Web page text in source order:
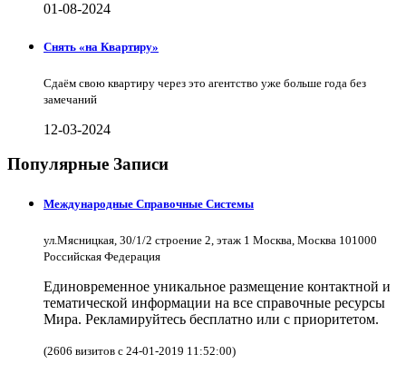
01-08-2024
Снять «на Квартиру»
Сдаём свою квартиру через это агентство уже больше года без
замечаний
12-03-2024
Популярные Записи
Международные Справочные Системы
ул.Мясницкая, 30/1/2 строение 2, этаж 1 Москва, Москва 101000
Российская Федерация
Единовременное уникальное размещение контактной и
тематической информации на все справочные ресурсы
Мира. Рекламируйтесь бесплатно или с приоритетом.
(2606 визитов с 24-01-2019 11:52:00)